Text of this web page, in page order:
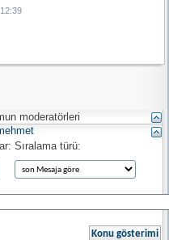
12:39
moderatörleri
Sıralama türü: